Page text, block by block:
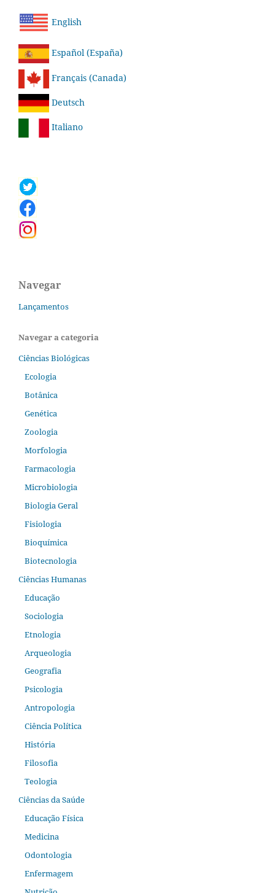
English
Español (España)
Français (Canada)
Deutsch
Italiano
Navegar
Lançamentos
Navegar a categoria
Ciências Biológicas
Ecologia
Botânica
Genética
Zoologia
Morfologia
Farmacologia
Microbiologia
Biologia Geral
Fisiologia
Bioquímica
Biotecnologia
Ciências Humanas
Educação
Sociologia
Etnologia
Arqueologia
Geografia
Psicologia
Antropologia
Ciência Política
História
Filosofia
Teologia
Ciências da Saúde
Educação Física
Medicina
Odontologia
Enfermagem